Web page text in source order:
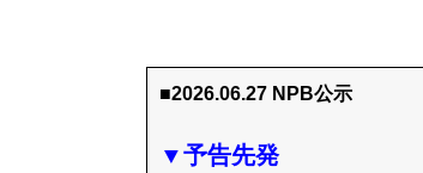
■2026.06.27 NPB公示
▼予告先発